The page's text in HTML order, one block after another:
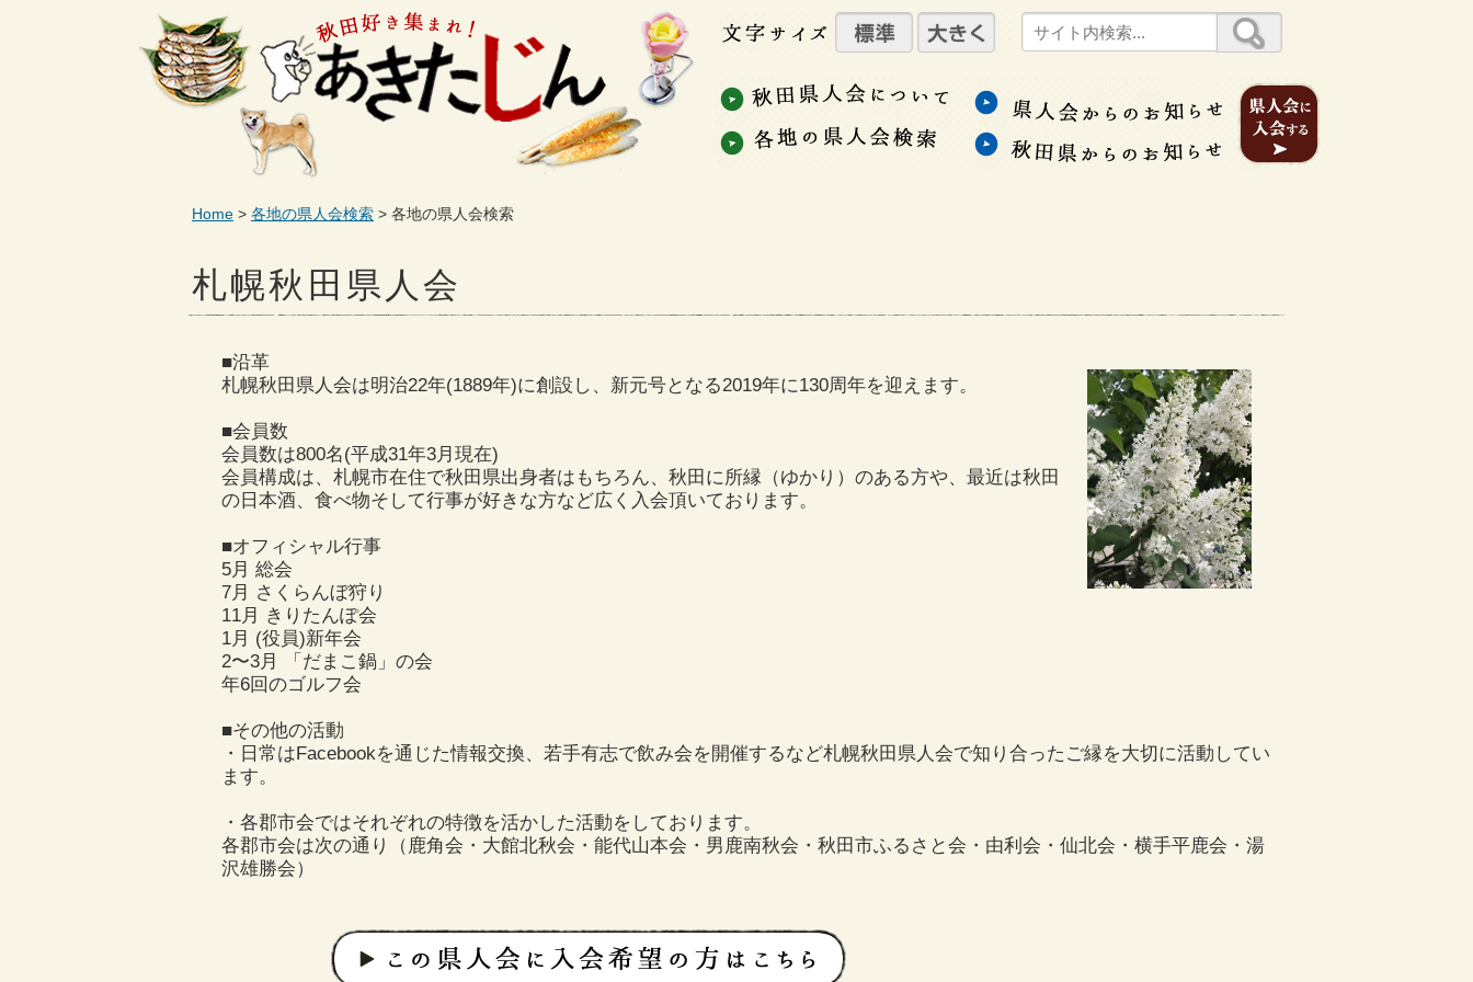
Home 各地の県人会検索 各地の県人会検索
札幌秋田県人会
■沿革
札幌秋田県人会は明治22年(1889年)に創設し、新元号となる2019年に130周年を迎えます。
■会員数
会員数は800名(平成31年3月現在)
会員構成は、札幌市在住で秋田県出身者はもちろん、秋田に所縁（ゆかり）のある方や、最近は秋田
の日本酒、食べ物そして行事が好きな方など広く入会頂いております。
■オフィシャル行事
5月 総会
7月 さくらんぼ狩り
11月 きりたんぽ会
1月 (役員)新年会
2〜3月 「だまこ鍋」の会
年6回のゴルフ会
■その他の活動
・日常はFacebookを通じた情報交換、若手有志で飲み会を開催するなど札幌秋田県人会で知り合ったご縁を大切に活動してい
ます。
・各郡市会ではそれぞれの特徴を活かした活動をしております。
各郡市会は次の通り（鹿角会・大館北秋会・能代山本会・男鹿南秋会・秋田市ふるさと会・由利会・仙北会・横手平鹿会・湯
沢雄勝会）